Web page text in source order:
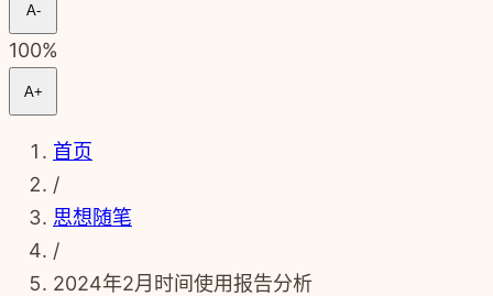
A-
100%
A+
首页
/
思想随笔
/
2024年2月时间使用报告分析